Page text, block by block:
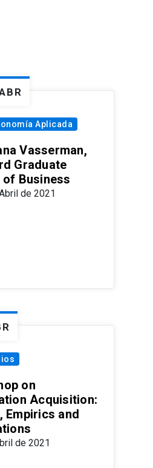
Aplicada
Vasserman,
Graduate
of Business
de 2021
on
Acquisition:
Empirics and
de 2021